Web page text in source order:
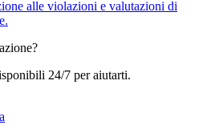
alle violazioni e valutazioni di
24/7 per aiutarti.